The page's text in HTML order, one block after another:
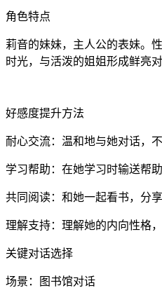
角色特点
莉音的妹妹，主人公的表妹。
时光，与活泼的姐姐形成鲜亮对
好感度提升方法
耐心交流：温和地与她对话，
学习帮助：在她学习时输送帮
共同阅读：和她一起看书，分
理解支持：理解她的内向性格
关键对话选择
场景：图书馆对话